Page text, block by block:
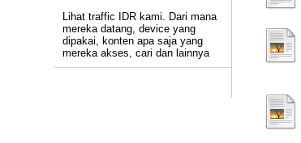
Lihat traffic IDR kami. Dari mana
mereka datang, device yang
dipakai, konten apa saja yang
mereka akses, cari dan lainnya